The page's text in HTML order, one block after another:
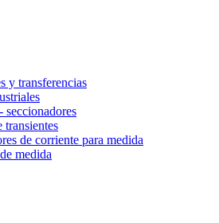
y transferencias
seccionadores
transientes
de corriente para medida
medida